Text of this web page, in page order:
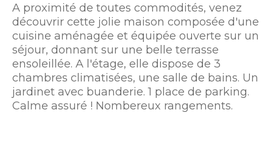
A proximité de toutes commodités, venez
découvrir cette jolie maison composée d'une
cuisine aménagée et équipée ouverte sur un
séjour, donnant sur une belle terrasse
ensoleillée. A l'étage, elle dispose de 3
chambres climatisées, une salle de bains. Un
jardinet avec buanderie. 1 place de parking.
Calme assuré ! Nombereux rangements.